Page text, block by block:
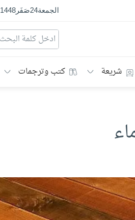
الجمعة24صَفَر1448 هـ
شريعة كتب وترجمات